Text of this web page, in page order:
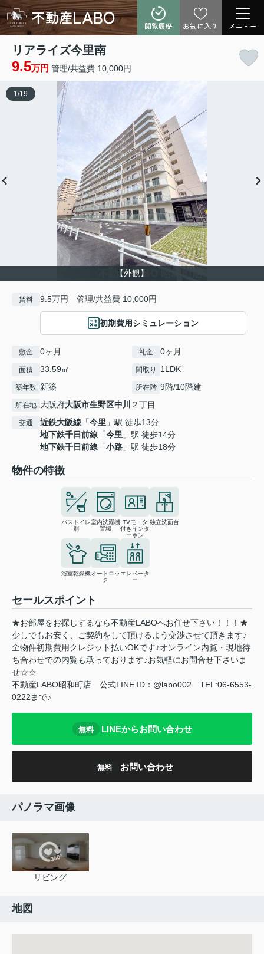
閲覧履歴 お気に入り メニュー
リアライズ今里南
9.5万円 管理/共益費 10,000円
【外観】
1 /19
賃料 9.5万円 管理/共益費 10,000円
初期費用シミュレーション
敷金 0ヶ月 礼金 0ヶ月
面積 33.59㎡ 間取り 1LDK
築年数 新築 所在階 9階/10階建
所在地 大阪府大阪市生野区中川 ２丁目
交通 近鉄大阪線 「今里 」駅 徒歩13分
地下鉄千日前線 「今里 」駅 徒歩14分
地下鉄千日前線 「小路 」駅 徒歩18分
物件の特徴
バストイレ
別
室内洗濯機
置場
TVモニタ
付きインタ
ーホン
独立洗面台
浴室乾燥機オートロッ
ク
エレベータ
ー
セールスポイント
★お部屋をお探しするなら不動産LABOへお任せ下さい！！！★
少しでもお安く、ご契約をして頂けるよう交渉させて頂きます♪
全物件初期費用クレジット払いOKです♪オンライン内覧・現地待
ち合わせでの内覧も承っております♪お気軽にお問合せ下さいま
せ☆☆
不動産LABO昭和町店 公式LINE ID：@labo002 TEL:06-6553-
0222まで♪
無料 LINEからお問い合わせ
無料 お問い合わせ
パノラマ画像
リビング
地図